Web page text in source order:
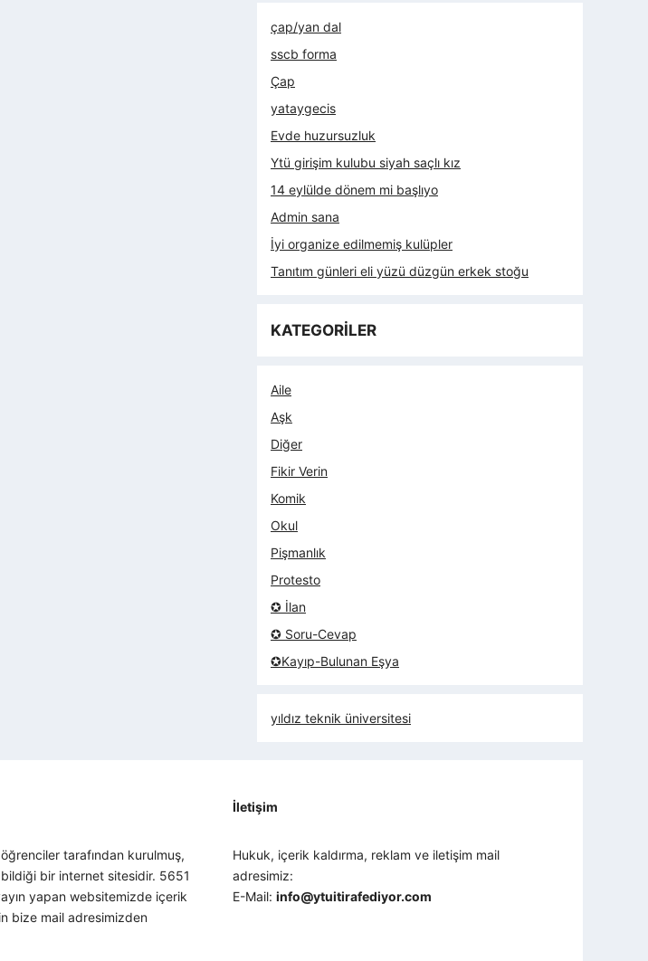
çap/yan dal
sscb forma
Çap
yataygecis
Evde huzursuzluk
Ytü girişim kulubu siyah saçlı kız
14 eylülde dönem mi başlıyo
Admin sana
İyi organize edilmemiş kulüpler
Tanıtım günleri eli yüzü düzgün erkek stoğu
KATEGORİLER
Aile
Aşk
Diğer
Fikir Verin
Komik
Okul
Pişmanlık
Protesto
✪ İlan
✪ Soru-Cevap
✪Kayıp-Bulunan Eşya
yıldız teknik üniversitesi
tarafından kurulmuş,
bir internet sitesidir. 5651
yapan websitemizde içerik
bize mail adresimizden
İletişim
Hukuk, içerik kaldırma, reklam ve iletişim mail
adresimiz:
E-Mail:info@ytuitirafediyor.com